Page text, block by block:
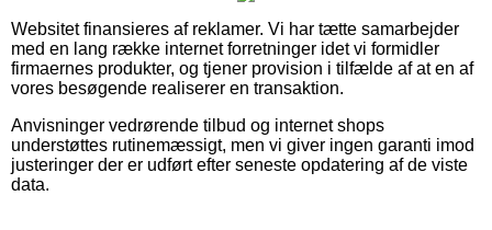
Websitet finansieres af reklamer. Vi har tætte samarbejder
med en lang række internet forretninger idet vi formidler
firmaernes produkter, og tjener provision i tilfælde af at en af
vores besøgende realiserer en transaktion.
Anvisninger vedrørende tilbud og internet shops
understøttes rutinemæssigt, men vi giver ingen garanti imod
justeringer der er udført efter seneste opdatering af de viste
data.